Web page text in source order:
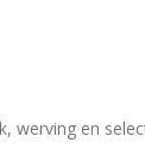
werving en